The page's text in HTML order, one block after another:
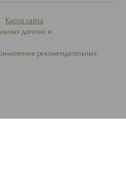
Карта сайта
данных и
рекомендательных